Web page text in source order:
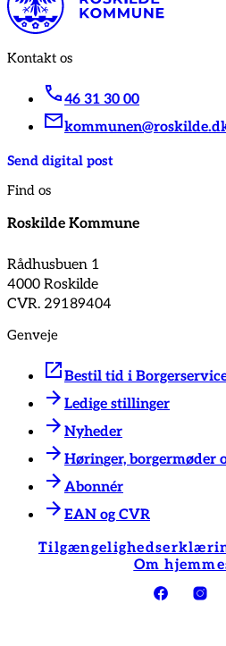
Kontakt os
46 31 30 00
Send digital post
Find os
Roskilde Kommune
Rådhusbuen 1
4000 Roskilde
CVR. 29189404
Genveje
Bestil tid i
Ledige stillinger
Nyheder
Høringer, borgermøder
Abonnér
EAN og CVR
Om